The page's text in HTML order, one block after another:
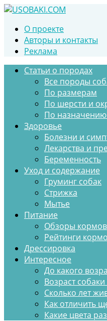
Перейти
контентуО проекте
Авторы и контакты
Реклама
Статьи о породах
Все породы
По размерам
По шерсти и
По
Здоровье
Болезни и
Лекарства и
Беременность
Уход и содержание
Груминг собак
Стрижка
Мытье
Питание
Обзоры кормов
Рейтинги
Дрессировка
Интересное
До какого
Возраст
Сколько лет
Как отличить
Какие цвета